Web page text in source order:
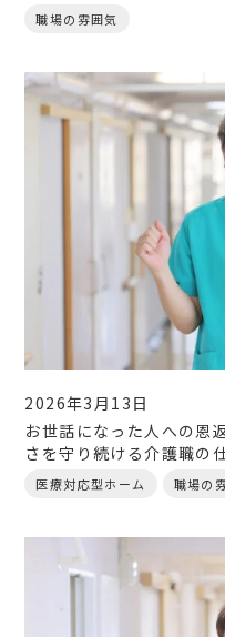
職場の雰囲気
2026年3月13日
お世話になった人への恩
さを守り続ける介護職の
医療対応型ホーム 職場の